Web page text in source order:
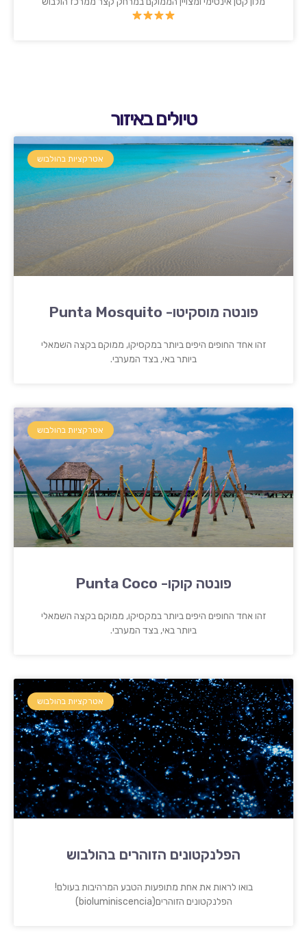
טיולים באיזור
אטרקציות בהולבוש
פונטה מוסקיטו- Punta Mosquito
זהו אחד החופים היפים ביותר במקסיקו, ממוקם בקצה השמאלי
ביותר באי, בצד המערבי.
אטרקציות בהולבוש
פונטה קוקו- Punta Coco
זהו אחד החופים היפים ביותר במקסיקו, ממוקם בקצה השמאלי
ביותר באי, בצד המערבי.
אטרקציות בהולבוש
הפלנקטונים הזוהרים בהולבוש
בואו לראות את אחת מתופעות הטבע המרהיבות בעולם!
הפלנקטונים הזוהרים(bioluminiscencia)